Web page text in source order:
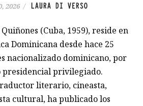
2026 / LAURA DI VERSO
(Cuba, 1959), reside en
Dominicana desde hace 25
nacionalizado dominicano, por
presidencial privilegiado.
literario, cineasta,
cultural, ha publicado los